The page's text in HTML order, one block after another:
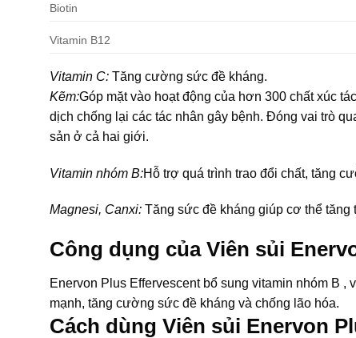
Biotin
Vitamin B12
Vitamin C: Tăng cường sức đề kháng.
Kẽm:Góp mặt vào hoạt động của hơn 300 chất xúc
dịch chống lại các tác nhân gây bệnh. Đóng vai trò
sản ở cả hai giới.
Vitamin nhóm B:Hỗ trợ quá trình trao đổi chất, tăng
Magnesi, Canxi: Tăng sức đề kháng giúp cơ thể tăng
Công dụng của Viên sủi
Enervon Plus Effervescent bổ sung vitamin nhóm B
mạnh, tăng cường sức đề kháng và chống lão hóa.
Cách dùng Viên sủi Enervon